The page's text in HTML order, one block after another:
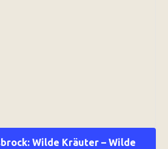
Wilde Kräuter – Wilde